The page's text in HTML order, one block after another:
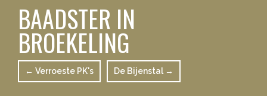
BAADSTER IN
BROEKELING
← Verroeste PK's De Bijenstal →